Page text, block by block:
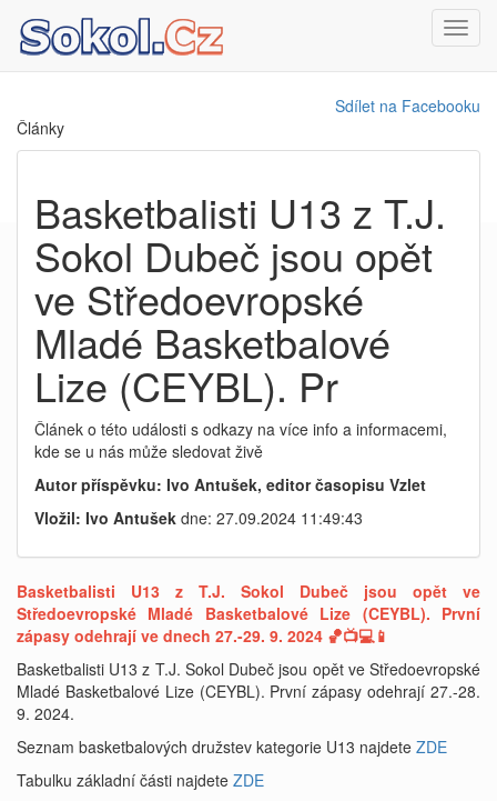
Sdílet na Facebooku
Články
Basketbalisti U13 z T.J.
Sokol Dubeč jsou opět
ve Středoevropské
Mladé Basketbalové
Lize (CEYBL). Pr
Článek o této události s odkazy na více info a informacemi,
kde se u nás může sledovat živě
Autor příspěvku: Ivo Antušek, editor časopisu Vzlet
Vložil: Ivo Antušek dne: 27.09.2024 11:49:43
Basketbalisti U13 z T.J. Sokol Dubeč jsou opět ve
Středoevropské Mladé Basketbalové Lize (CEYBL). První
zápasy odehrají ve dnech 27.-29. 9. 2024 🏀📺💻📱
Basketbalisti U13 z T.J. Sokol Dubeč jsou opět ve Středoevropské
Mladé Basketbalové Lize (CEYBL). První zápasy odehrají 27.-28.
9. 2024.
Seznam basketbalových družstev kategorie U13 najdete ZDE
Tabulku základní části najdete ZDE